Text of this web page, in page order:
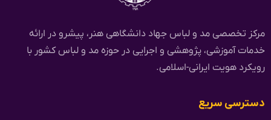
مرکز تخصصی مد و لباس جهاد دانشگاهی هنر، پیشرو در ارائه
خدمات آموزشی، پژوهشی و اجرایی در حوزه مد و لباس کشور با
رویکرد هویت ایرانی-اسلامی.
دسترسی سریع